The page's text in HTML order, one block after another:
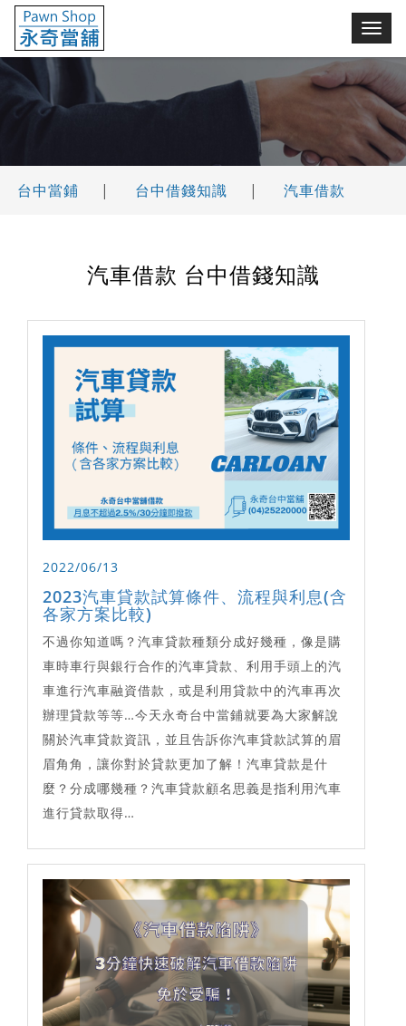
切
選
單
台中當鋪 | 台中借錢知識 | 汽車借款
汽車借款 台中借錢知識
2022/06/13
2023汽車貸款試算條件、流程與利息(含
各家方案比較)
不過你知道嗎？汽車貸款種類分成好幾種，像是購
車時車行與銀行合作的汽車貸款、利用手頭上的汽
車進行汽車融資借款，或是利用貸款中的汽車再次
辦理貸款等等…今天永奇台中當鋪就要為大家解說
關於汽車貸款資訊，並且告訴你汽車貸款試算的眉
眉角角，讓你對於貸款更加了解！汽車貸款是什
麼？分成哪幾種？汽車貸款顧名思義是指利用汽車
進行貸款取得…